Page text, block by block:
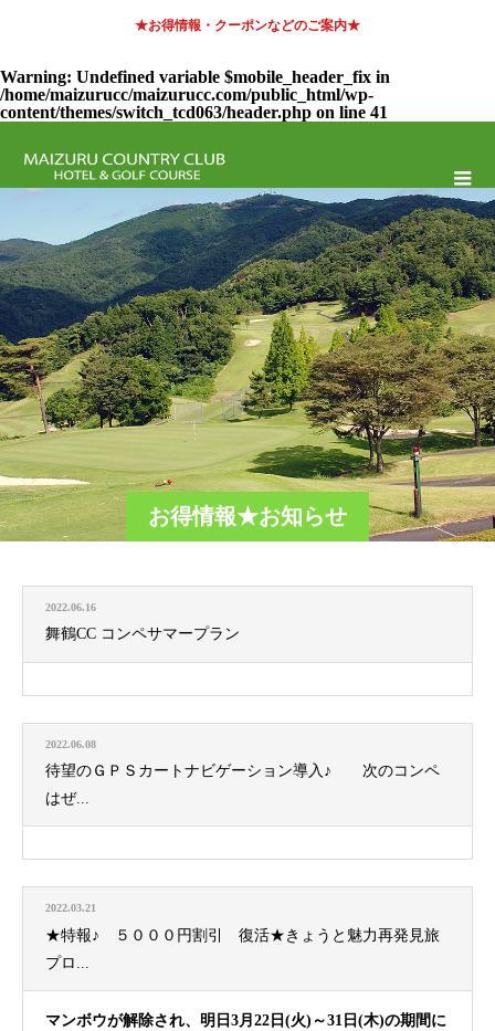
★お得情報・クーポンなどのご案内★
Warning: Undefined variable $mobile_header_fix in
/home/maizurucc/maizurucc.com/public_html/wp-
content/themes/switch_tcd063/header.php on line 41
お得情報★お知らせ
2022.06.16
舞鶴CC コンペサマープラン
2022.06.08
待望のＧＰＳカートナビゲーション導入♪ 次のコンペ
はぜ...
2022.03.21
★特報♪ ５０００円割引 復活★きょうと魅力再発見旅
プロ...
マンボウが解除され、明日3月22日(火)～31日(木)の期間に